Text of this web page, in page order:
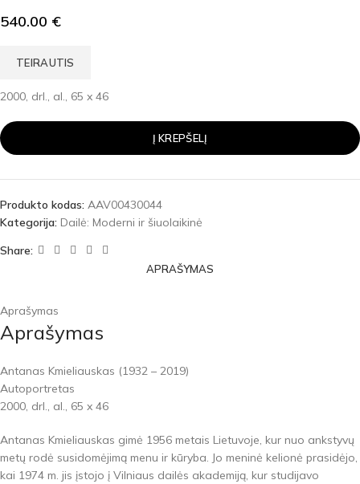
540.00 €
TEIRAUTIS
2000, drl., al., 65 x 46
Į KREPŠELĮ
Produkto kodas: AAV00430044
Kategorija: Dailė: Moderni ir šiuolaikinė
Share:
APRAŠYMAS
Aprašymas
Aprašymas
Antanas Kmieliauskas (1932 – 2019)
Autoportretas
2000, drl., al., 65 x 46
Antanas Kmieliauskas gimė 1956 metais Lietuvoje, kur nuo ankstyvų
metų rodė susidomėjimą menu ir kūryba. Jo meninė kelionė prasidėjo,
kai 1974 m. jis įstojo į Vilniaus dailės akademiją, kur studijavo